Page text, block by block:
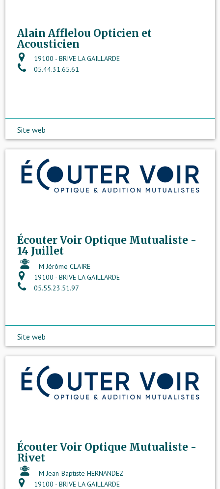
Alain Afflelou Opticien et
Acousticien
19100 - BRIVE LA GAILLARDE
05.44.31.65.61
Site web
Écouter Voir Optique Mutualiste -
14 Juillet
M Jérôme CLAIRE
19100 - BRIVE LA GAILLARDE
05.55.23.51.97
Site web
Écouter Voir Optique Mutualiste -
Rivet
M Jean-Baptiste HERNANDEZ
19100 - BRIVE LA GAILLARDE